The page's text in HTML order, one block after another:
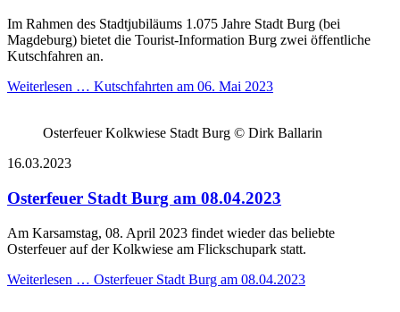
Im Rahmen des Stadtjubiläums 1.075 Jahre Stadt Burg (bei
Magdeburg) bietet die Tourist-Information Burg zwei öffentliche
Kutschfahren an.
Weiterlesen … Kutschfahrten am 06. Mai 2023
Osterfeuer Kolkwiese Stadt Burg © Dirk Ballarin
16.03.2023
Osterfeuer Stadt Burg am 08.04.2023
Am Karsamstag, 08. April 2023 findet wieder das beliebte
Osterfeuer auf der Kolkwiese am Flickschupark statt.
Weiterlesen … Osterfeuer Stadt Burg am 08.04.2023